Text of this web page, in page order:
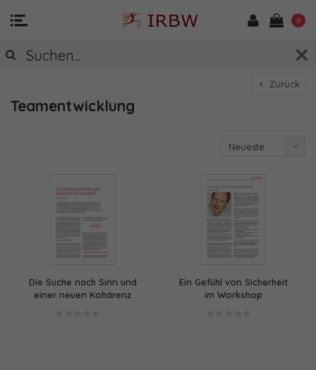
0
Zurück
Teamentwicklung
Neueste
Die Suche nach Sinn und
einer neuen Kohärenz
Ein Gefühl von Sicherheit
im Workshop